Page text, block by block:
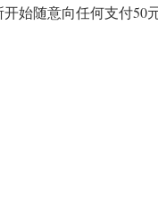
始随意向任何支付50